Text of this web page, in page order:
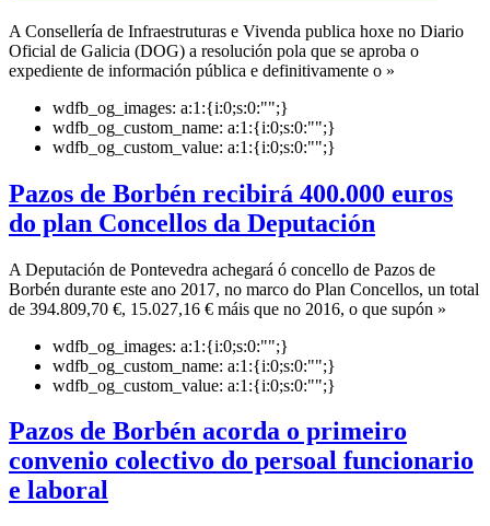
A Consellería de Infraestruturas e Vivenda publica hoxe no Diario
Oficial de Galicia (DOG) a resolución pola que se aproba o
expediente de información pública e definitivamente o »
wdfb_og_images: a:1:{i:0;s:0:"";}
wdfb_og_custom_name: a:1:{i:0;s:0:"";}
wdfb_og_custom_value: a:1:{i:0;s:0:"";}
Pazos de Borbén recibirá 400.000 euros
do plan Concellos da Deputación
A Deputación de Pontevedra achegará ó concello de Pazos de
Borbén durante este ano 2017, no marco do Plan Concellos, un total
de 394.809,70 €, 15.027,16 € máis que no 2016, o que supón »
wdfb_og_images: a:1:{i:0;s:0:"";}
wdfb_og_custom_name: a:1:{i:0;s:0:"";}
wdfb_og_custom_value: a:1:{i:0;s:0:"";}
Pazos de Borbén acorda o primeiro
convenio colectivo do persoal funcionario
e laboral